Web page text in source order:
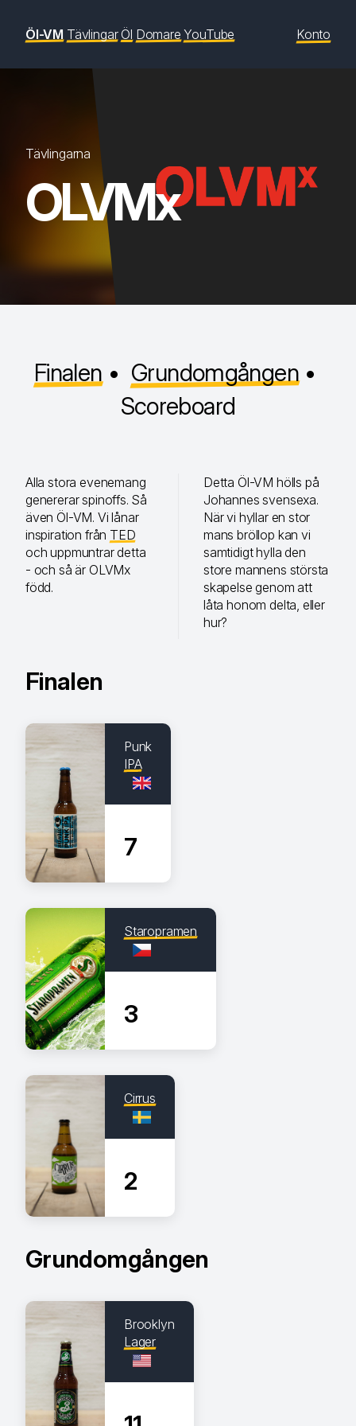
Öl-VM Tävlingar Öl Domare YouTube Konto
Tävlingarna
OLVMx
Finalen • Grundomgången•
Scoreboard
Alla stora evenemang
genererar spinoffs. Så
även Öl-VM. Vi lånar
inspiration från TED
och uppmuntrar detta
- och så är OLVMx
född.
Detta Öl-VM hölls på
Johannes svensexa.
När vi hyllar en stor
mans bröllop kan vi
samtidigt hylla den
store mannens största
skapelse genom att
låta honom delta, eller
hur?
Finalen
Punk
IPA
7
Staropramen
3
Cirrus
2
Grundomgången
Brooklyn
Lager